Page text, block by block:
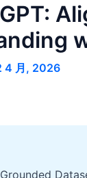
4 月, 2026